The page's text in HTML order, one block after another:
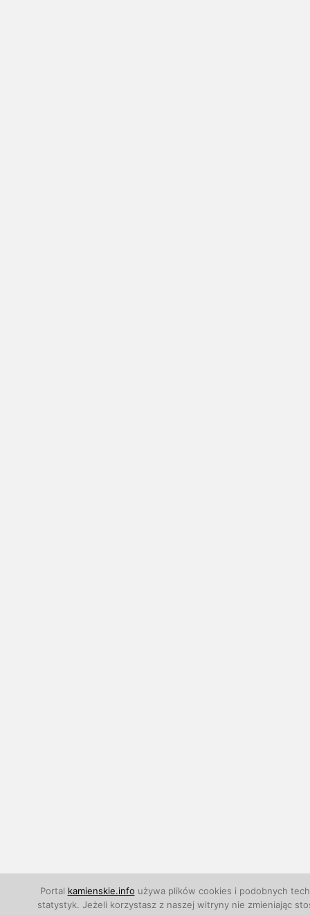
Portal kamienskie.info używa plików cookies i podobnych
statystyk. Jeżeli korzystasz z naszej witryny nie zmieniając